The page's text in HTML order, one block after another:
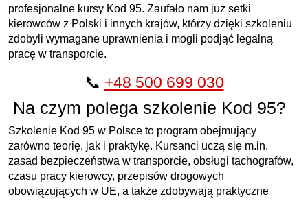
profesjonalne kursy Kod 95. Zaufało nam już setki
kierowców z Polski i innych krajów, którzy dzięki szkoleniu
zdobyli wymagane uprawnienia i mogli podjąć legalną
pracę w transporcie.
📞 +48 500 699 030
Na czym polega szkolenie Kod 95?
Szkolenie Kod 95 w Polsce to program obejmujący
zarówno teorię, jak i praktykę. Kursanci uczą się m.in.
zasad bezpieczeństwa w transporcie, obsługi tachografów,
czasu pracy kierowcy, przepisów drogowych
obowiązujących w UE, a także zdobywają praktyczne